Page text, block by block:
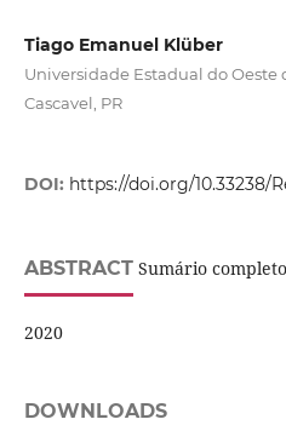
Tiago Emanuel Klüber
Universidade Estadual do Oeste
Cascavel, PR
DOI: https://doi.org/10.33238/
ABSTRACTSumário completo
2020
DOWNLOADS